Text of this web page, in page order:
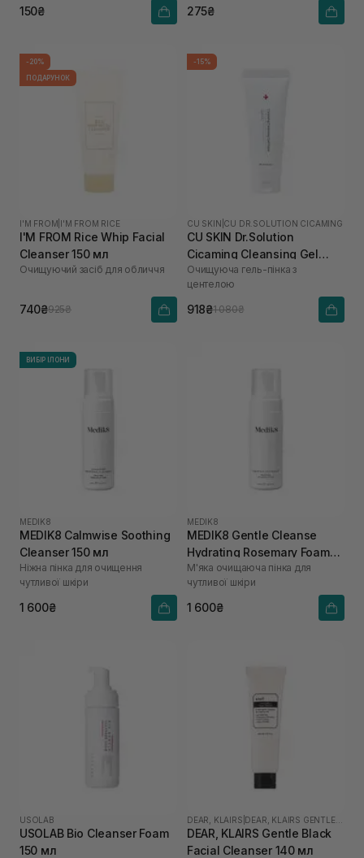
150₴ 275₴
-20%
ПОДАРУНОК
I'M FROM I'M FROM RICE
I'M FROM Rice Whip Facial
Cleanser 150 мл
Очищуючий засіб для обличчя
740₴925₴
-15%
CU SKIN CU DR.SOLUTION CICAMING
CU SKIN Dr.Solution
Cicaming Cleansing Gel
Foam 150 мл
Очищуюча гель-пінка з
центелою
918₴1 080₴
ВИБІР ІЛОНИ
MEDIK8
MEDIK8 Calmwise Soothing
Cleanser 150 мл
Ніжна пінка для очищення
чутливої шкіри
1 600₴
MEDIK8
MEDIK8 Gentle Cleanse
Hydrating Rosemary Foam
150 мл
М'яка очищаюча пінка для
чутливої ​​шкіри
1 600₴
USOLAB
USOLAB Bio Cleanser Foam
150 мл
DEAR, KLAIRS
DEAR, KLAIRS Gentle Black
Facial Cleanser 140 мл